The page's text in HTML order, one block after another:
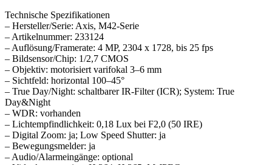
Technische Spezifikationen
– Hersteller/Serie: Axis, M42-Serie
– Artikelnummer: 233124
– Auflösung/Framerate: 4 MP, 2304 x 1728, bis 25 fps
– Bildsensor/Chip: 1/2,7 CMOS
– Objektiv: motorisiert varifokal 3–6 mm
– Sichtfeld: horizontal 100–45°
– True Day/Night: schaltbarer IR-Filter (ICR); System: True
Day&Night
– WDR: vorhanden
– Lichtempfindlichkeit: 0,18 Lux bei F2,0 (50 IRE)
– Digital Zoom: ja; Low Speed Shutter: ja
– Bewegungsmelder: ja
– Audio/Alarmeingänge: optional